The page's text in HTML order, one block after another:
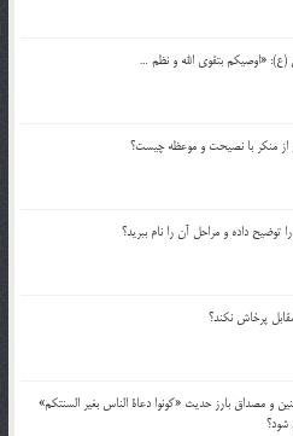
(ع): «اوصيكم بتقوي الله و نظم …
از منكر با نصيحت و موعظه چيست؟
توضيح داده و مراحل آن را نام ببريد؟
پرخاش نكند؟
و مصداق بارز حديث «كونوا دعاة الناس بغير السنتكم»
شود؟